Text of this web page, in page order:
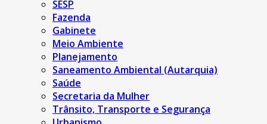
SESP
Fazenda
Gabinete
Meio Ambiente
Planejamento
Saneamento Ambiental (Autarquia)
Saúde
Secretaria da Mulher
Trânsito, Transporte e Segurança